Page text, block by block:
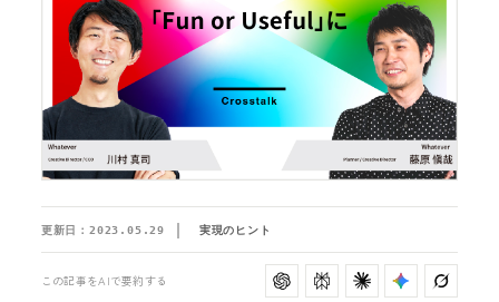
更新日： 2023.05.29 実現のヒント
この記事をAIで要約する